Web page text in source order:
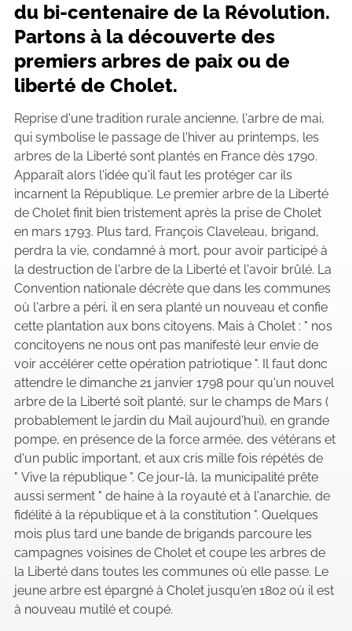
du bi-centenaire de la Révolution.
Partons à la découverte des
premiers arbres de paix ou de
liberté de Cholet.
Reprise d'une tradition rurale ancienne, l'arbre de mai,
qui symbolise le passage de l'hiver au printemps, les
arbres de la Liberté sont plantés en France dès 1790.
Apparaît alors l'idée qu'il faut les protéger car ils
incarnent la République. Le premier arbre de la Liberté
de Cholet finit bien tristement après la prise de Cholet
en mars 1793. Plus tard, François Claveleau, brigand,
perdra la vie, condamné à mort, pour avoir participé à
la destruction de l'arbre de la Liberté et l'avoir brûlé. La
Convention nationale décrète que dans les communes
où l'arbre a péri, il en sera planté un nouveau et confie
cette plantation aux bons citoyens. Mais à Cholet : " nos
concitoyens ne nous ont pas manifesté leur envie de
voir accélérer cette opération patriotique ". Il faut donc
attendre le dimanche 21 janvier 1798 pour qu'un nouvel
arbre de la Liberté soit planté, sur le champs de Mars (
probablement le jardin du Mail aujourd'hui), en grande
pompe, en présence de la force armée, des vétérans et
d'un public important, et aux cris mille fois répétés de
" Vive la république ". Ce jour-là, la municipalité prête
aussi serment " de haine à la royauté et à l'anarchie, de
fidélité à la république et à la constitution ". Quelques
mois plus tard une bande de brigands parcoure les
campagnes voisines de Cholet et coupe les arbres de
la Liberté dans toutes les communes où elle passe. Le
jeune arbre est épargné à Cholet jusqu'en 1802 où il est
à nouveau mutilé et coupé.